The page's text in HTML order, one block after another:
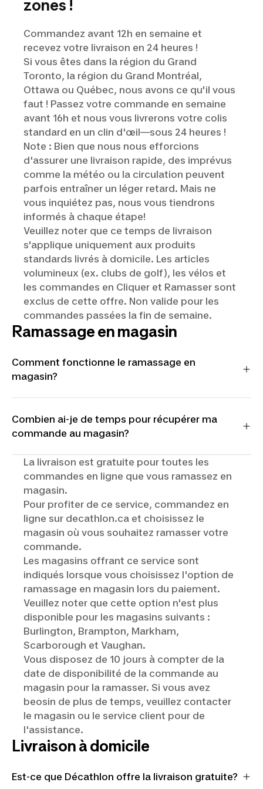
zones !
Commandez avant 12h en semaine et
recevez votre livraison en 24 heures !
Si vous êtes dans la région du Grand
Toronto, la région du Grand Montréal,
Ottawa ou Québec, nous avons ce qu'il vous
faut ! Passez votre commande en semaine
avant 16h et nous vous livrerons votre colis
standard en un clin d'œil—sous 24 heures !
Note : Bien que nous nous efforcions
d'assurer une livraison rapide, des imprévus
comme la météo ou la circulation peuvent
parfois entraîner un léger retard. Mais ne
vous inquiétez pas, nous vous tiendrons
informés à chaque étape!
Veuillez noter que ce temps de livraison
s'applique uniquement aux produits
standards livrés à domicile. Les articles
volumineux (ex. clubs de golf), les vélos et
les commandes en Cliquer et Ramasser sont
exclus de cette offre. Non valide pour les
commandes passées la fin de semaine.
Ramassage en magasin
Comment fonctionne le ramassage en
magasin?
Magasinez en ligne
Ajoutez vos articles au panier et choisissez le magasin
de votre choix pour le ramassage gratuit lors du
Attendez la réception d’un courriel de confirmation
Avant de vous rendre au magasin, assurez-vous d’avoir
reçu un courriel pour vous aviser que votre commande
est prête à être récupérée**.
Venez chercher votre commande en magasin
Vous pouvez récupérer votre commande au comptoir
d’accueil du magasin en présentant une pièce d'identité
avec photo. On garde les commandes de côté pendant 7
jours.
*Si vous n'avez pas reçu de courriel de confirmation,
veuillez vérifier les courriels de votre dossier
indésirables.
**Si votre commande contient un ou plusieurs produits
qui doivent être assemblés (p. ex. des vélos), veuillez
tenir compte du temps d’attente en magasin pendant
que nos spécialistes s’en occupent.
Combien ai-je de temps pour récupérer ma
commande au magasin?
Après avoir reçu une notification par courriel indiquant
que votre commande est « Prête pour collecte », vous
disposez de 7 jours pour venir la récupérer au magasin
que vous avez choisi.
Si vous ne pouvez le faire dans le délai imparti, nous vous
conseillons de communiquer directement avec votre
magasin pour savoir si la commande peut être gardée
plus longtemps.
elle sera annulée et vous serez remboursé selon le mode
de paiement initial.
La livraison est gratuite pour toutes les
commandes en ligne que vous ramassez en
magasin.
Pour profiter de ce service, commandez en
ligne sur decathlon.ca et choisissez le
magasin où vous souhaitez ramasser votre
commande.
Les magasins offrant ce service sont
indiqués lorsque vous choisissez l'option de
ramassage en magasin lors du paiement.
Veuillez noter que cette option n'est plus
disponible pour les magasins suivants :
Burlington, Brampton, Markham,
Scarborough et Vaughan.
Vous disposez de 10 jours à compter de la
date de disponibilité de la commande au
magasin pour la ramasser. Si vous avez
beosin de plus de temps, veuillez contacter
le magasin ou le service client pour de
l'assistance.
Livraison à domicile
Est-ce que Décathlon offre la livraison gratuite?